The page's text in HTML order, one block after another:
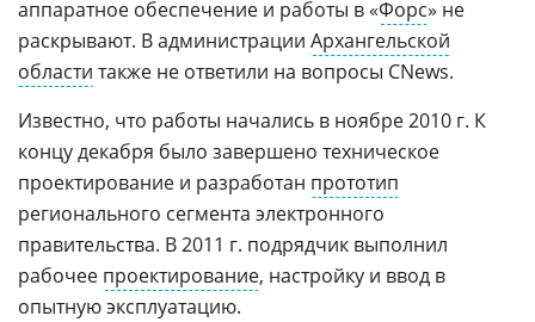
аппаратное обеспечение и работы в «Форс» не
раскрывают. В администрации Архангельской
области также не ответили на вопросы CNews.
Известно, что работы начались в ноябре 2010 г. К
концу декабря было завершено техническое
проектирование и разработан прототип
регионального сегмента электронного
правительства. В 2011 г. подрядчик выполнил
рабочее проектирование, настройку и ввод в
опытную эксплуатацию.